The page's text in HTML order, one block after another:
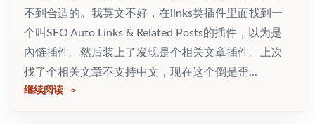
不到合适的。我英文不好，在links类插件里面找到一
个叫SEO Auto Links & Related Posts的插件，以为是
內链插件。然后装上了发现是个相关文章插件。上次
找了个相关文章不支持中文，现在这个倒是歪...
继续阅读